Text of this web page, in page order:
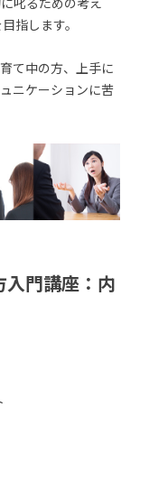
指します。
て中の方、上手に
ニケーションに苦
入門講座：内